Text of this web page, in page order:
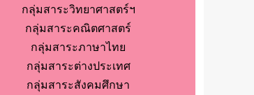
กลุ่มสาระวิทยาศาสตร์ฯ
กลุ่มสาระคณิตศาสตร์
กลุ่มสาระภาษาไทย
กลุ่มสาระต่างประเทศ
กลุ่มสาระสังคมศึกษา